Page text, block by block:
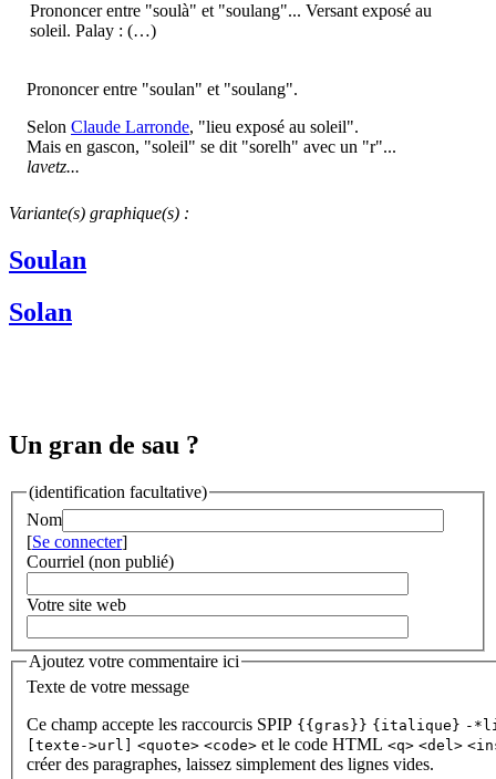
Prononcer entre "soulà" et "soulang"... Versant exposé au
soleil. Palay : (…)
Prononcer entre "soulan" et "soulang".
Selon Claude Larronde, "lieu exposé au soleil".
Mais en gascon, "soleil" se dit "sorelh" avec un "r"...
lavetz...
Variante(s) graphique(s) :
Soulan
Solan
Un gran de sau ?
(identification facultative)
Nom
[Se connecter]
Courriel (non publié)
Votre site web
Ajoutez votre commentaire ici
Texte de votre message
Ce champ accepte les raccourcis SPIP {{gras}} {italique} -
[texte->url]
<quote> <code> et le code HTML <q> <del>
créer des paragraphes, laissez simplement des lignes vides.